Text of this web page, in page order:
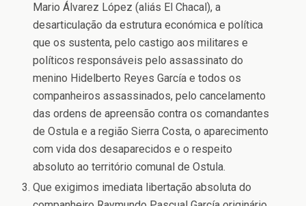
Mario Álvarez López (aliás El Chacal), a
desarticulação da estrutura económica e política
que os sustenta, pelo castigo aos militares e
políticos responsáveis pelo assassinato do
menino Hidelberto Reyes García e todos os
companheiros assassinados, pelo cancelamento
das ordens de apreensão contra os comandantes
de Ostula e a região Sierra Costa, o aparecimento
com vida dos desaparecidos e o respeito
absoluto ao território comunal de Ostula.
Que exigimos imediata libertação absoluta do